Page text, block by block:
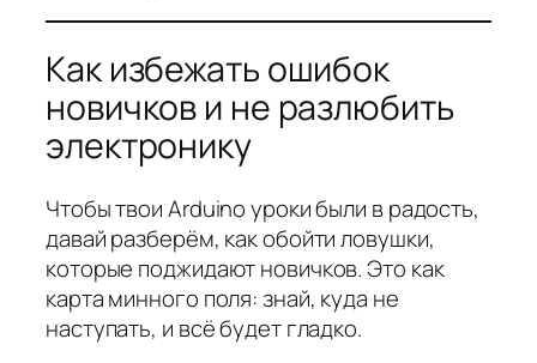
Как избежать ошибок
новичков и не разлюбить
электронику
Чтобы твои Arduino уроки были в радость,
давай разберём, как обойти ловушки,
которые поджидают новичков. Это как
карта минного поля: знай, куда не
наступать, и всё будет гладко.